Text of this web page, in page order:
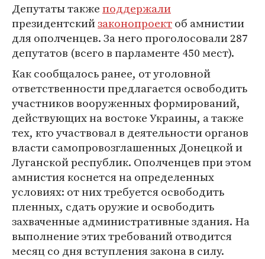
Депутаты такжеподдержали
президентскийзаконопроектоб амнистии
для ополченцев. За него проголосовали 287
депутатов (всего в парламенте 450 мест).
Как сообщалось ранее, от уголовной
ответственности предлагается освободить
участников вооруженных формирований,
действующих на востоке Украины, а также
тех, кто участвовал в деятельности органов
власти самопровозглашенных Донецкой и
Луганской республик. Ополченцев при этом
амнистия коснется на определенных
условиях: от них требуется освободить
пленных, сдать оружие и освободить
захваченные административные здания. На
выполнение этих требований отводится
месяц со дня вступления закона в силу.